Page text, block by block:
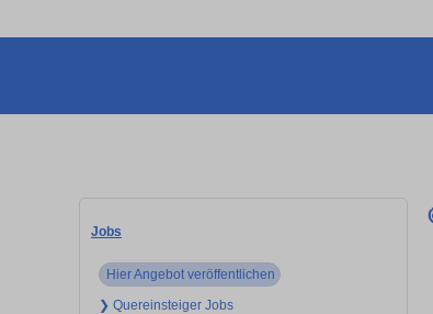
Jobs
Hier Angebot veröffentlichen
❯ Quereinsteiger Jobs